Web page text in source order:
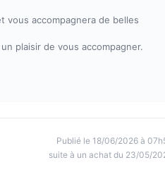
accompagnera de belles
plaisir de vous accompagner.
Publié le 18/06/2026 à
suite à un achat du 23/05/